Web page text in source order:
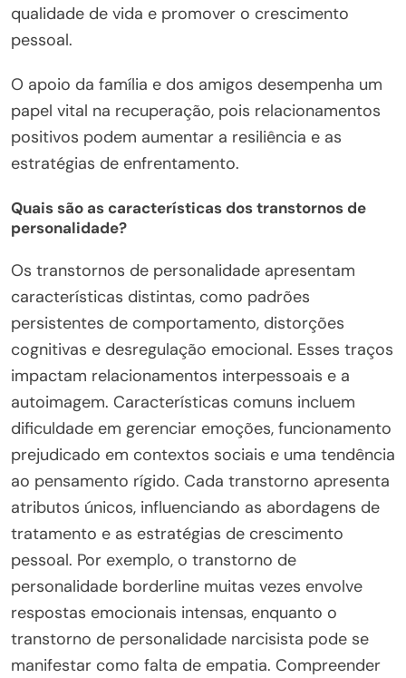
qualidade de vida e promover o crescimento
pessoal.
O apoio da família e dos amigos desempenha um
papel vital na recuperação, pois relacionamentos
positivos podem aumentar a resiliência e as
estratégias de enfrentamento.
Quais são as características dos transtornos de
personalidade?
Os transtornos de personalidade apresentam
características distintas, como padrões
persistentes de comportamento, distorções
cognitivas e desregulação emocional. Esses traços
impactam relacionamentos interpessoais e a
autoimagem. Características comuns incluem
dificuldade em gerenciar emoções, funcionamento
prejudicado em contextos sociais e uma tendência
ao pensamento rígido. Cada transtorno apresenta
atributos únicos, influenciando as abordagens de
tratamento e as estratégias de crescimento
pessoal. Por exemplo, o transtorno de
personalidade borderline muitas vezes envolve
respostas emocionais intensas, enquanto o
transtorno de personalidade narcisista pode se
manifestar como falta de empatia. Compreender